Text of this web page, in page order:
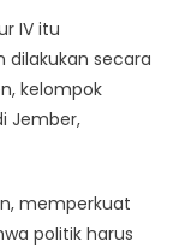
IV itu
dilakukan secara
kelompok
Jember,
memperkuat
politik harus